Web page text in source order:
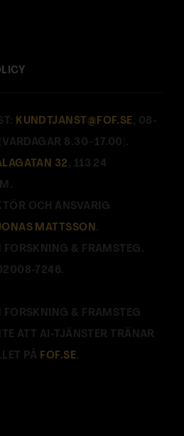
KUNDTJANST@FOF.SE , 08-
8.30–17.00).
32 , 113 24
OCH ANSVARIG
MATTSSON .
FORSKNING & FRAMSTEG.
7246.
FORSKNING & FRAMSTEG
ATT AI-TJÄNSTER TRÄNAR
PÅ FOF.SE.